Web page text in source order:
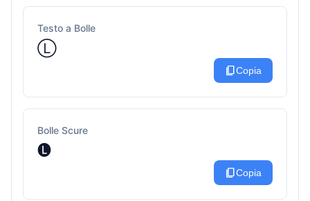
Testo a Bolle
Ⓛ
content_copyCopia
Bolle Scure
🅛
content_copyCopia